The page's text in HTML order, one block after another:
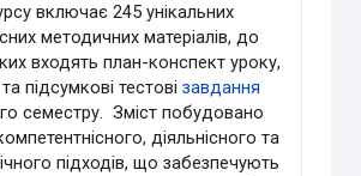
включає 245 унікальних
методичних матеріалів, до
входять план-конспект уроку,
підсумкові тестовізавдання
семестру. Зміст побудовано
діяльнісного та
підходів, що забезпечують